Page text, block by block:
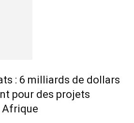
: 6 milliards de dollars
pour des projets